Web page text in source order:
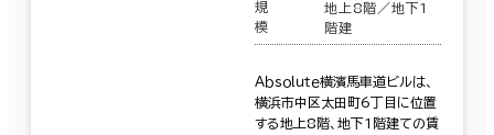
規
模
地上8階／地下1
階建
Ａｂｓｏｌｕｔｅ横濱馬車道ビルは、
横浜市中区太田町6丁目に位置
する地上8階、地下1階建ての賃